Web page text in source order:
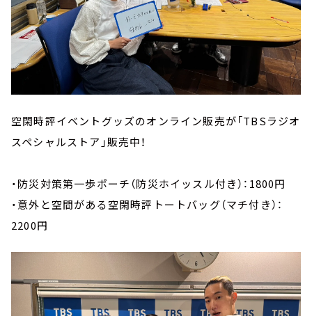
空閑時評イベントグッズのオンライン販売が「TBSラジオ
スペシャルストア」販売中！
・防災対策第一歩ポーチ（防災ホイッスル付き）：1800円
・意外と空間がある空閑時評トートバッグ（マチ付き）：
2200円